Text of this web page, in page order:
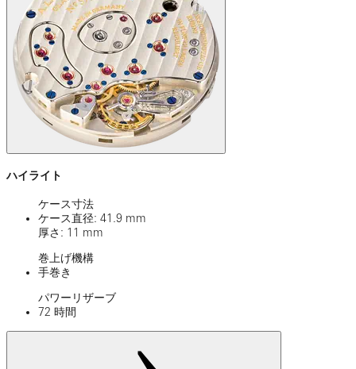
ハイライト
ケース寸法
ケース直径: 41.9 mm
厚さ: 11 mm
巻上げ機構
手巻き
パワーリザーブ
72 時間